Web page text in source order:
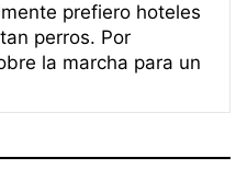
prefiero hoteles
perros. Por
la marcha para un